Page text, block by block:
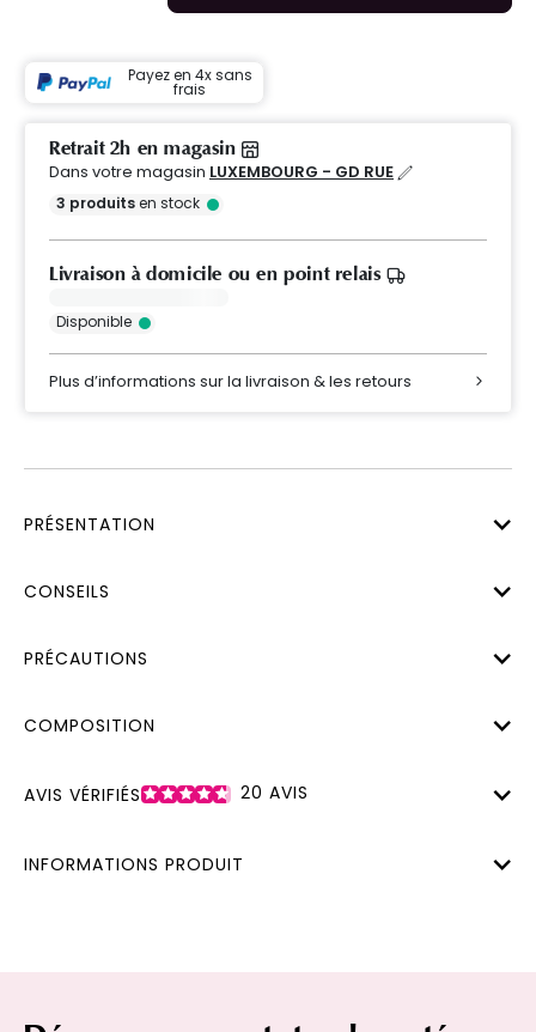
Payez en 4x sans
frais
Retrait 2h en magasin
Dans votre magasin LUXEMBOURG - GD RUE
3 produitsen stock
Livraison à domicile ou en point relais
Disponible
Plus d’informations sur la livraison & les retours
PRÉSENTATION
CONSEILS
PRÉCAUTIONS
COMPOSITION
AVIS VÉRIFIÉS 20 AVIS
INFORMATIONS PRODUIT